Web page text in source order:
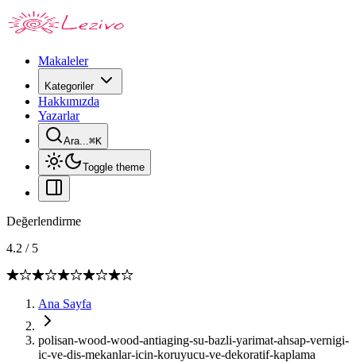
Makaleler
Kategoriler
Hakkımızda
Yazarlar
Ara...⌘K
Toggle theme
Değerlendirme
4.2 / 5
Ana Sayfa
polisan-wood-wood-antiaging-su-bazli-yarimat-ahsap-vernigi-
ic-ve-dis-mekanlar-icin-koruyucu-ve-dekoratif-kaplama